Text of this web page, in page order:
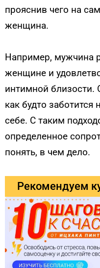
прояснив чего на
женщина.
Например, мужчина
женщине и
интимной близости.
как будто
себе. С таким
определенное
понять, в чем дело.
Рекомендуем